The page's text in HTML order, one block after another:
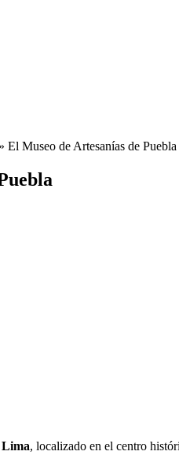
» El Museo de Artesanías de Puebla
Lima, localizado en el centro